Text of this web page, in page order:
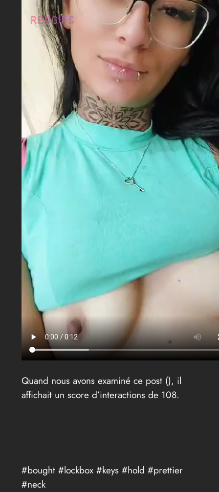
Quand nous avons examiné ce post (), il
affichait un score d’interactions de 108.
#bought #lockbox #keys #hold #prettier
#neck